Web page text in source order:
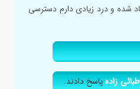
شده و درد زیادی دارم دسترسی
زادهپاسخ دادند.